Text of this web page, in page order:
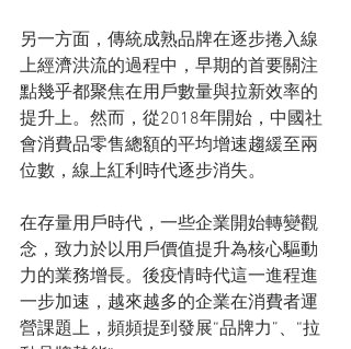
另一方面，傳統成熟品牌在逐步捲入線
上經濟洪流的過程中，早期的首要關注
點幾乎都聚焦在用戶數量與拉新效率的
提升上。然而，從2018年開始，中國社
會消費品零售總額的平均增速趨緩至兩
位數，線上紅利時代逐步消失。
在存量用戶時代，一些企業開始轉變觀
念，致力於以用戶價值提升為核心驅動
力的業務增長。後疫情時代這一進程進
一步加速，越來越多的企業在消費者運
營課題上，頻頻提到發展“品牌力”、“拉